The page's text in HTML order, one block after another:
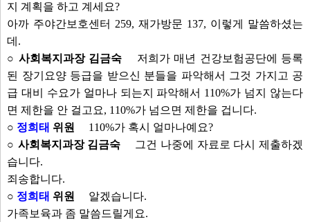
지 계획을 하고 계세요?
아까 주야간보호센터 259, 재가방문 137, 이렇게 말씀하셨는
데.
○ 사회복지과장 김금숙
저희가 매년 건강보험공단에 등록
된 장기요양 등급을 받으신 분들을 파악해서 그것 가지고 공
급 대비 수요가 얼마나 되는지 파악해서 110%가 넘지 않는다
면 제한을 안 걸고요, 110%가 넘으면 제한을 겁니다.
○ 정희태 위원
110%가 혹시 얼마나예요?
○ 사회복지과장 김금숙
그건 나중에 자료로 다시 제출하겠
습니다.
죄송합니다.
○ 정희태 위원
알겠습니다.
가족보육과 좀 말씀드릴게요.